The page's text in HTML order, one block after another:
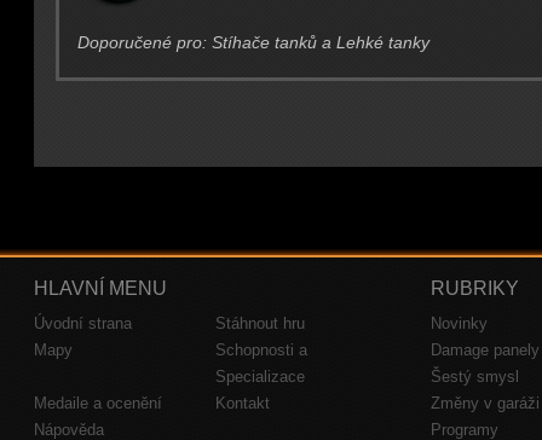
Doporučené pro: Stíhače tanků a Lehké tanky
HLAVNÍ MENU
Úvodní strana
Stáhnout hru
Mapy
Schopnosti a
Specializace
Medaile a ocenění
Kontakt
Nápověda
RUBRIKY
Novinky
Damage panely
Šestý smysl
Změny v garáži
Programy